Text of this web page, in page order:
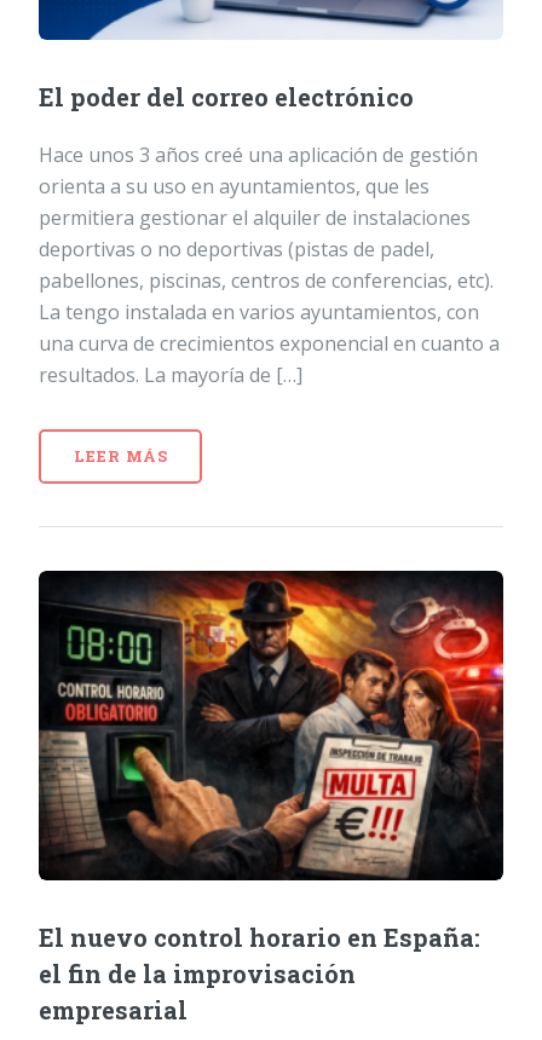
El poder del correo electrónico
Hace unos 3 años creé una aplicación de gestión
orienta a su uso en ayuntamientos, que les
permitiera gestionar el alquiler de instalaciones
deportivas o no deportivas (pistas de padel,
pabellones, piscinas, centros de conferencias, etc).
La tengo instalada en varios ayuntamientos, con
una curva de crecimientos exponencial en cuanto a
resultados. La mayoría de […]
LEER MÁS
El nuevo control horario en España:
el fin de la improvisación
empresarial